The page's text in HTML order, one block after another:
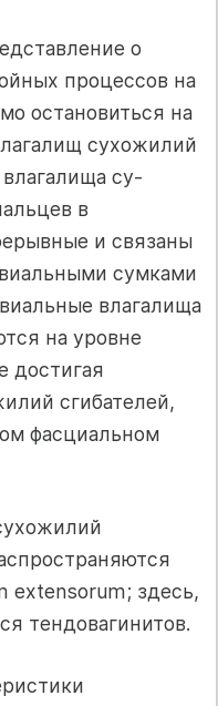
о
процессов на
остановиться на
сухожилий
влагалища су­
в
и связаны
сумками
влагалища
на уровне
достигая
сги­бателей,
фасциальном
extensorum; здесь,
тендовагинитов.